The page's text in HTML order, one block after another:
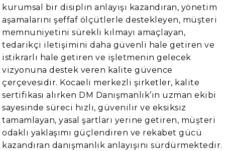
kurumsal bir disiplin anlayışı kazandıran, yönetim
aşamalarını şeffaf ölçütlerle destekleyen, müşteri
memnuniyetini sürekli kılmayı amaçlayan,
tedarikçi iletişimini daha güvenli hale getiren ve
istikrarlı hale getiren ve işletmenin gelecek
vizyonuna destek veren kalite güvence
çerçevesidir. Kocaeli merkezli şirketler, kalite
sertifikası alırken DM Danışmanlık’ın uzman ekibi
sayesinde süreci hızlı, güvenilir ve eksiksiz
tamamlayan, yasal şartları yerine getiren, müşteri
odaklı yaklaşımı güçlendiren ve rekabet gücü
kazandıran danışmanlık anlayışını sürdürmektedir.